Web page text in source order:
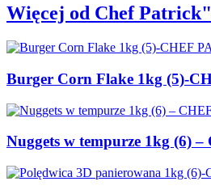
Więcej od Chef
Burger Corn Flake 1kg (5)-
Nuggets w tempurze 1kg (6)